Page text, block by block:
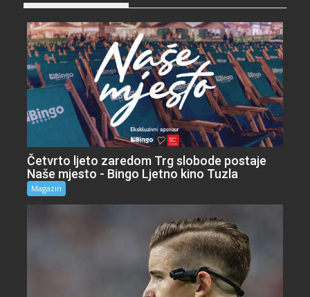
Četvrto ljeto zaredom Trg slobode postaje
Naše mjesto - Bingo Ljetno kino Tuzla
Magazin